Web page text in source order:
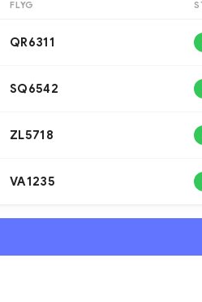
FLYG
QR6311
SQ6542
ZL5718
VA1235